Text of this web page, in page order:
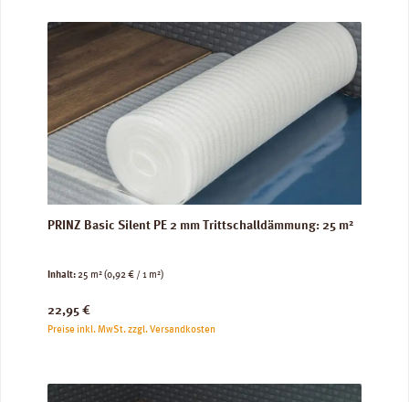
PRINZ Basic Silent PE 2 mm Trittschalldämmung: 25 m²
Inhalt:25 m²(0,92 € / 1 m²)
Regulärer Preis:
22,95 €
Preise inkl. MwSt. zzgl. Versandkosten